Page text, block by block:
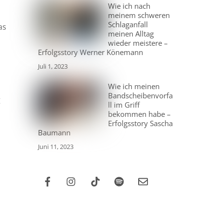
Wie ich nach
meinem schweren
Schlaganfall
meinen Alltag
wieder meistere –
Erfolgsstory Werner Könemann
Juli 1, 2023
Wie ich meinen
Bandscheibenvorfa
ll im Griff
bekommen habe –
Erfolgsstory Sascha
Baumann
Juni 11, 2023